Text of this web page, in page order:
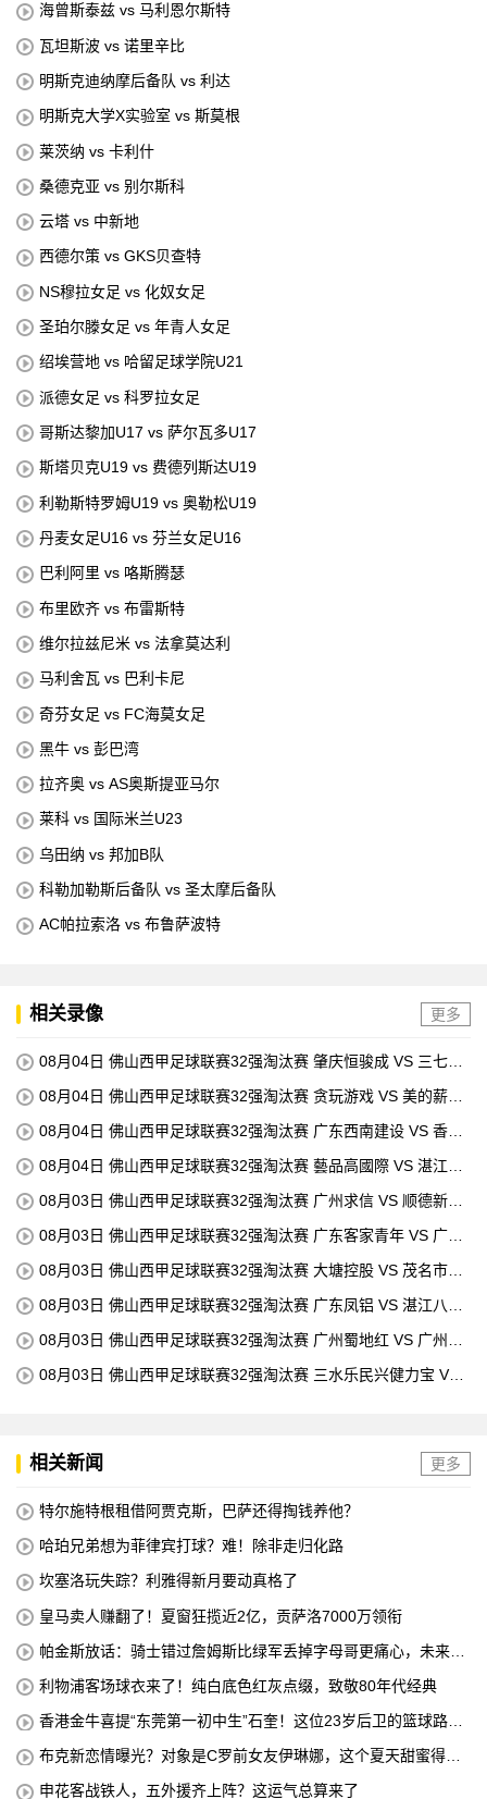
海曾斯泰兹 vs 马利恩尔斯特
瓦坦斯波 vs 诺里辛比
明斯克迪纳摩后备队 vs 利达
明斯克大学X实验室 vs 斯莫根
莱茨纳 vs 卡利什
桑德克亚 vs 别尔斯科
云塔 vs 中新地
西德尔策 vs GKS贝查特
NS穆拉女足 vs 化奴女足
圣珀尔滕女足 vs 年青人女足
绍埃营地 vs 哈留足球学院U21
派德女足 vs 科罗拉女足
哥斯达黎加U17 vs 萨尔瓦多U17
斯塔贝克U19 vs 费德列斯达U19
利勒斯特罗姆U19 vs 奥勒松U19
丹麦女足U16 vs 芬兰女足U16
巴利阿里 vs 咯斯腾瑟
布里欧齐 vs 布雷斯特
维尔拉兹尼米 vs 法拿莫达利
马利舍瓦 vs 巴利卡尼
奇芬女足 vs FC海莫女足
黑牛 vs 彭巴湾
拉齐奥 vs AS奥斯提亚马尔
莱科 vs 国际米兰U23
乌田纳 vs 邦加B队
科勒加勒斯后备队 vs 圣太摩后备队
AC帕拉索洛 vs 布鲁萨波特
相关录像 更多
08月04日 佛山西甲足球联赛32强淘汰赛 肇庆恒骏成 VS 三七互
08月04日 佛山西甲足球联赛32强淘汰赛 贪玩游戏 VS 美的薪火
08月04日 佛山西甲足球联赛32强淘汰赛 广东西南建设 VS 香港
08月04日 佛山西甲足球联赛32强淘汰赛 藝品高國際 VS 湛江狂
08月03日 佛山西甲足球联赛32强淘汰赛 广州求信 VS 顺德新青
08月03日 佛山西甲足球联赛32强淘汰赛 广东客家青年 VS 广州
08月03日 佛山西甲足球联赛32强淘汰赛 大塘控股 VS 茂名市点
08月03日 佛山西甲足球联赛32强淘汰赛 广东凤铝 VS 湛江八部
08月03日 佛山西甲足球联赛32强淘汰赛 广州蜀地红 VS 广州戴
08月03日 佛山西甲足球联赛32强淘汰赛 三水乐民兴健力宝 VS
相关新闻 更多
特尔施特根租借阿贾克斯，巴萨还得掏钱养他？
哈珀兄弟想为菲律宾打球？难！除非走归化路
坎塞洛玩失踪？利雅得新月要动真格了
皇马卖人赚翻了！夏窗狂揽近2亿，贡萨洛7000万领衔
帕金斯放话：骑士错过詹姆斯比绿军丢掉字母哥更痛心，未来十
利物浦客场球衣来了！纯白底色红灰点缀，致敬80年代经典
香港金牛喜提“东莞第一初中生”石奎！这位23岁后卫的篮球路，
布克新恋情曝光？对象是C罗前女友伊琳娜，这个夏天甜蜜得有
申花客战铁人，五外援齐上阵？这运气总算来了